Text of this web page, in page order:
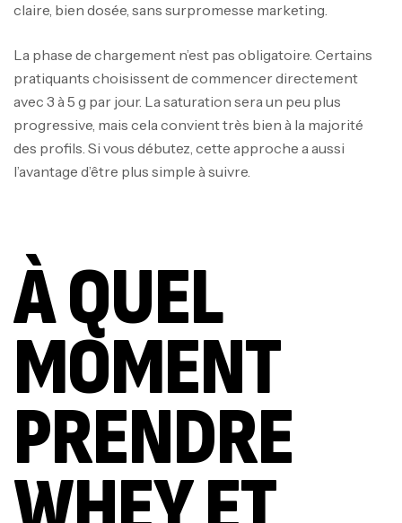
claire, bien dosée, sans surpromesse marketing.
La phase de chargement n’est pas obligatoire. Certains
pratiquants choisissent de commencer directement
avec 3 à 5 g par jour. La saturation sera un peu plus
progressive, mais cela convient très bien à la majorité
des profils. Si vous débutez, cette approche a aussi
l’avantage d’être plus simple à suivre.
À QUEL
MOMENT
PRENDRE